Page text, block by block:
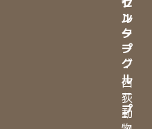
ル
ー
プ
・
西
荻
動
ン
タ
ー
グ
ル
ー
プ